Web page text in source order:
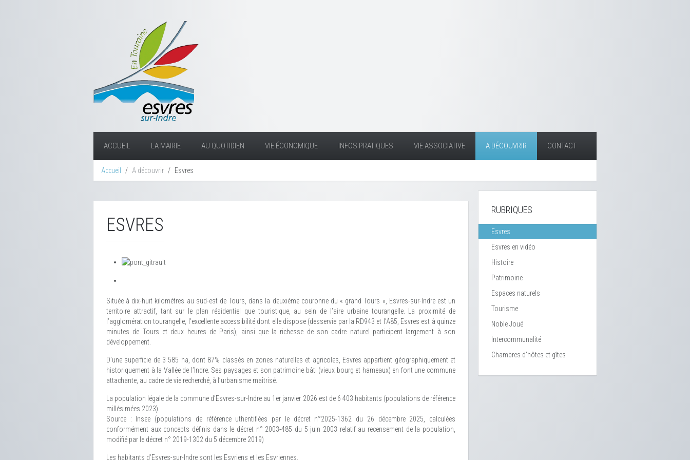
ACCUEIL LA MAIRIE AU QUOTIDIEN VIE ÉCONOMIQUE INFOS PRATIQUES VIE ASSOCIATIVE A DÉCOUVRIR CONTACT
Accueil A découvrir Esvres
ESVRES
Située à dix-huit kilomètres au sud-est de Tours, dans la deuxième couronne du « grand Tours », Esvres-sur-Indre est un
territoire attractif, tant sur le plan résidentiel que touristique, au sein de l’aire urbaine tourangelle. La proximité de
l’agglomération tourangelle, l’excellente accessibilité dont elle dispose (desservie par la RD943 et l’A85, Esvres est à quinze
minutes de Tours et deux heures de Paris), ainsi que la richesse de son cadre naturel participent largement à son
développement.
D’une superficie de 3 585 ha, dont 87% classés en zones naturelles et agricoles, Esvres appartient géographiquement et
historiquement à la Vallée de l’Indre. Ses paysages et son patrimoine bâti (vieux bourg et hameaux) en font une commune
attachante, au cadre de vie recherché, à l’urbanisme maîtrisé.
La population légale de la commune d’Esvres-sur-Indre au 1er janvier 2026 est de 6 403 habitants (populations de référence
millésimées 2023).
Source : Insee (populations de référence uthentifiées par le décret n°2025-1362 du 26 décembre 2025, calculées
conformément aux concepts définis dans le décret n° 2003-485 du 5 juin 2003 relatif au recensement de la population,
modifié par le décret n° 2019-1302 du 5 décembre 2019)
Les habitants d’Esvres-sur-Indre sont les Esvriens et les Esvriennes.
RUBRIQUES
Esvres
Esvres en vidéo
Histoire
Patrimoine
Espaces naturels
Tourisme
Noble Joué
Intercommunalité
Chambres d'hôtes et gîtes